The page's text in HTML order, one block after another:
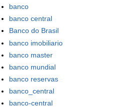
banco
banco central
Banco do Brasil
banco imobiliario
banco master
banco mundial
banco reservas
banco_central
banco-central